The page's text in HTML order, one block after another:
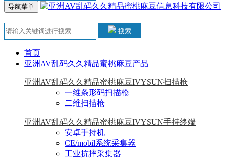
导航菜单
搜索
首页
亚洲AV乱码久久精品蜜桃麻豆产品
亚洲AV乱码久久精品蜜桃麻豆IVYSUN扫描枪
一维条形码扫描枪
二维扫描枪
亚洲AV乱码久久精品蜜桃麻豆IVYSUN手持终端
安卓手持机
CE/mobil系统采集器
工业抗摔采集器